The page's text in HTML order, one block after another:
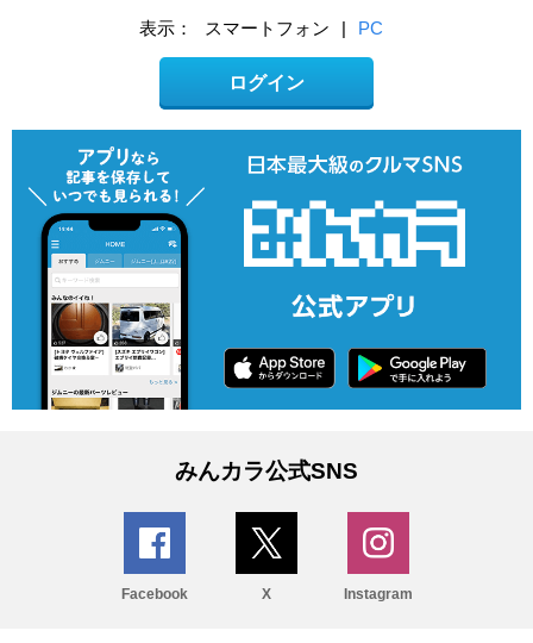
表示： スマートフォン | PC
ログイン
みんカラ公式SNS
Facebook X Instagram